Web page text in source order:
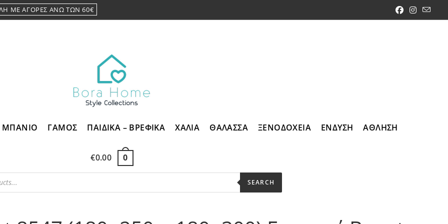
ΜΕ ΑΓΟΡΕΣ ΑΝΩ ΤΩΝ 60€
ΜΠΑΝΙΟ ΓΑΜΟΣ ΠΑΙΔΙΚΑ – ΒΡΕΦΙΚΑ ΧΑΛΙΑ ΘΑΛΑΣΣΑ ΞΕΝΟΔΟΧΕΙΑ ΕΝΔΥΣΗ ΑΘΛΗΣΗ
€0.00 0
SEARCH